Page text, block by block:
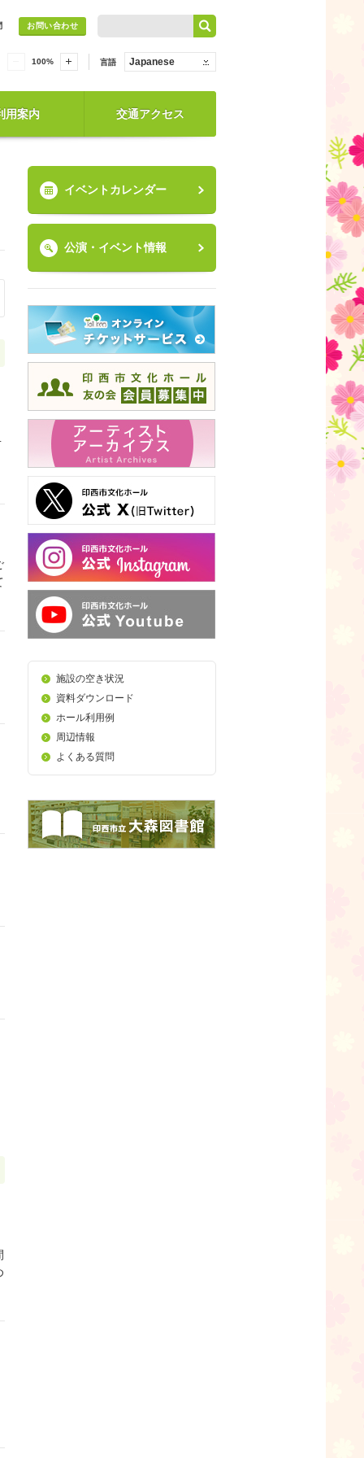
お問い合わせ
100% 言語 Japanese
用案内 交通アクセス
イベントカレンダー
公演・イベント情報
施設の空き状況
資料ダウンロード
ホール利用例
周辺情報
よくある質問